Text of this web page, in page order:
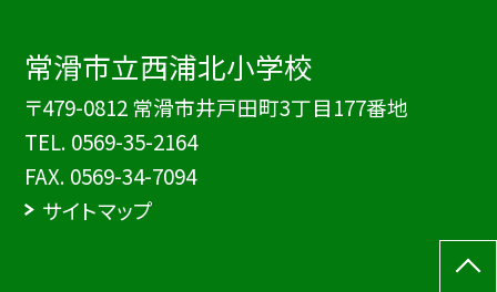
常滑市立西浦北小学校
〒479-0812 常滑市井戸田町3丁目177番地
TEL. 0569-35-2164
FAX. 0569-34-7094
サイトマップ